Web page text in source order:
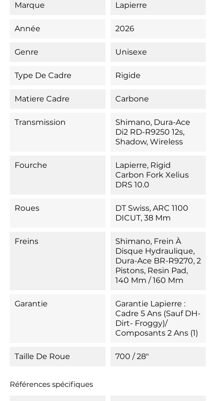
Marque Lapierre
Année 2026
Genre Unisexe
Type De Cadre Rigide
Matiere Cadre Carbone
Transmission
Shimano, Dura-Ace
Di2 RD-R9250 12s,
Shadow, Wireless
Fourche
Lapierre, Rigid
Carbon Fork Xelius
DRS 10.0
Roues
DT Swiss, ARC 1100
DICUT, 38 Mm
Freins
Shimano, Frein À
Disque Hydraulique,
Dura-Ace BR-R9270, 2
Pistons, Resin Pad,
140 Mm / 160 Mm
Garantie
Garantie Lapierre :
Cadre 5 Ans (Sauf DH-
Dirt- Froggy)/
Composants 2 Ans (1)
Taille De Roue 700 / 28"
Références spécifiques